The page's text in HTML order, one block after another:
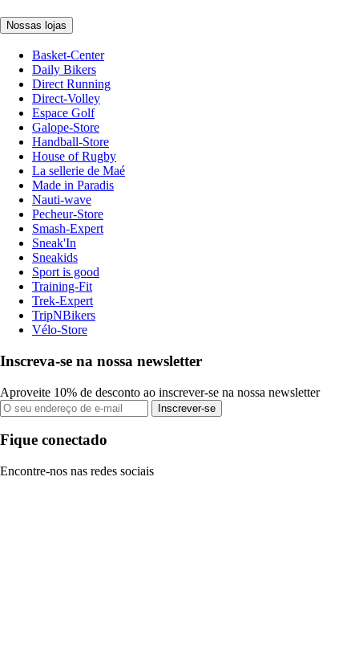
Nossas lojas
Basket-Center
Daily Bikers
Direct Running
Direct-Volley
Espace Golf
Galope-Store
Handball-Store
House of Rugby
La sellerie de Maé
Made in Paradis
Nauti-wave
Pecheur-Store
Smash-Expert
Sneak'In
Sneakids
Sport is good
Training-Fit
Trek-Expert
TripNBikers
Vélo-Store
Inscreva-se na nossa newsletter
Aproveite 10% de desconto ao inscrever-se na nossa newsletter
Inscrever-se
Fique conectado
Encontre-nos nas redes sociais